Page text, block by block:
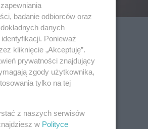
badanie odbiorców oraz
danych
Ponieważ
kliknięcie „Akceptuję”.
prywatności znajdujący
zgody użytkownika,
tylko na tej
z naszych serwisów
w Polityce